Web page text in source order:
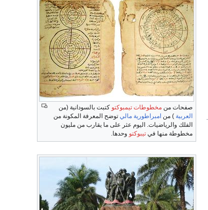
صفحات من مخطوطات تيمبوكتو كتبت بالسودانية (من
العربية ) من امبراطورية مالي توضح المعرفة المكونة من
الفلك والرياضيات. اليوم عثر على ما يقارب من مليون
مخطوطة منها في تيبوكتو وحدها.